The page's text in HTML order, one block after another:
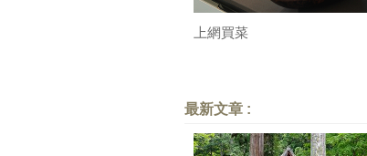
上網買菜
最新文章 :